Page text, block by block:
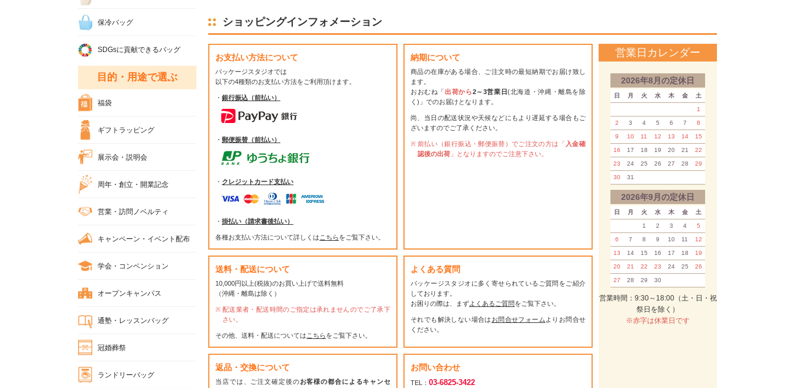
ショッピングインフォメーション
お支払い方法について
パッケージスタジオでは
以下の4種類のお支払い方法をご利用頂けます。
・ 銀行振込（前払い）
・ 郵便振替（前払い）
・ クレジットカード支払い
・ 掛払い（請求書後払い）
各種お支払い方法について詳しくは こちらをご覧下さい。
納期について
商品の在庫がある場合、ご注文時の最短納期でお届け致し
ます。
おおむね「出荷から2～3営業日(北海道・沖縄・離島を除
く)」でのお届けとなります。
尚、当日の配送状況や天候などにもより遅延する場合もご
ざいますのでご了承ください。
前払い（銀行振込・郵便振替）でご注文の方は「 入金確
認後の出荷 」となりますのでご注意下さい。
送料・配送について
10,000円以上(税抜)のお買い上げで送料無料
（沖縄・離島は除く）
配送業者・配送時間のご指定は承れませんのでご了承下
さい。
その他、送料・配送については こちらをご覧下さい。
よくある質問
パッケージスタジオに多く寄せられているご質問をご紹介
しております。
お困りの際は、まずよくあるご質問をご覧下さい。
それでも解決しない場合は お問合せフォーム よりお問合せ
ください。
返品・交換について
当店では、ご注文確定後のお客様の都合によるキャンセ
お問い合わせ
TEL： 03-6825-3422
営業日カレンダー
2026年8月の定休日
日 月 火 水 木 金 土
1
2 3 4 5 6 7 8
9 10 11 12 13 14 15
16 17 18 19 20 21 22
23 24 25 26 27 28 29
30 31
2026年9月の定休日
日 月 火 水 木 金 土
1 2 3 4 5
6 7 8 9 10 11 12
13 14 15 16 17 18 19
20 21 22 23 24 25 26
27 28 29 30
営業時間：9:30～18:00（土・日・祝
祭日を除く）
※赤字は休業日です
保冷バッグ
SDGsに貢献できるバッグ
目的・用途で選ぶ
福袋
ギフトラッピング
展示会・説明会
周年・創立・開業記念
営業・訪問ノベルティ
キャンペーン・イベント配布
学会・コンベンション
オープンキャンパス
通塾・レッスンバッグ
冠婚葬祭
ランドリーバッグ